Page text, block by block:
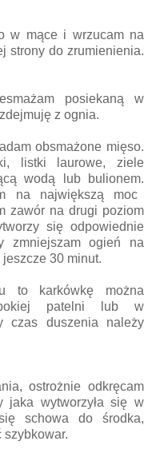
w mące i wrzucam na
strony do zrumienienia.
posiekaną w
z ognia.
obsmażone mięso.
listki laurowe, ziele
wodą lub bulionem.
na największą moc
zawór na drugi poziom
się odpowiednie
zmniejszam ogień na
30 minut.
to karkówkę można
patelni lub w
czas duszenia należy
ostrożnie odkręcam
jaka wytworzyła się w
schowa do środka,
szybkowar.